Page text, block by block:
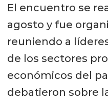
El encuentro se
agosto y fue
reuniendo a
de los sectores
económicos del
debatieron sobre